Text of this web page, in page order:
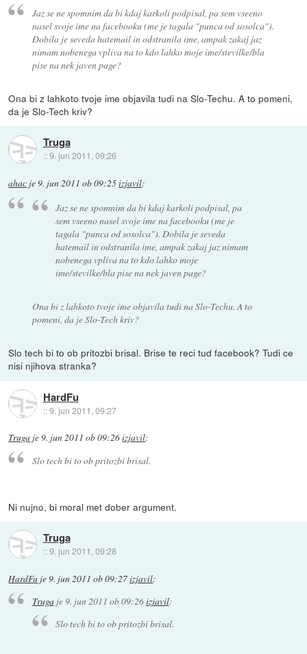
Jaz se ne spomnim da bi kdaj karkoli podpisal, pa sem vseeno
nasel svoje ime na facebooku (me je tagala "punca od sosolca").
Dobila je seveda hatemail in odstranila ime, ampak zakaj jaz
nimam nobenega vpliva na to kdo lahko moje ime/stevilke/bla
pise na nek javen page?
Ona bi z lahkoto tvoje ime objavila tudi na Slo-Techu. A to pomeni,
da je Slo-Tech kriv?
Truga
::9. jun 2011, 09:26
ahac je9. jun 2011 ob 09:25izjavil:
Jaz se ne spomnim da bi kdaj karkoli podpisal, pa
sem vseeno nasel svoje ime na facebooku (me je
tagala "punca od sosolca"). Dobila je seveda
hatemail in odstranila ime, ampak zakaj jaz nimam
nobenega vpliva na to kdo lahko moje
ime/stevilke/bla pise na nek javen page?
Ona bi z lahkoto tvoje ime objavila tudi na Slo-Techu. A to
pomeni, da je Slo-Tech kriv?
Slo tech bi to ob pritozbi brisal. Brise te reci tud facebook? Tudi ce
nisi njihova stranka?
HardFu
::9. jun 2011, 09:27
Truga je9. jun 2011 ob 09:26izjavil:
Slo tech bi to ob pritozbi brisal.
Ni nujno, bi moral met dober argument.
Truga
::9. jun 2011, 09:28
HardFu je9. jun 2011 ob 09:27izjavil:
Trugaje9. jun 2011 ob 09:26izjavil:
Slo tech bi to ob pritozbi brisal.